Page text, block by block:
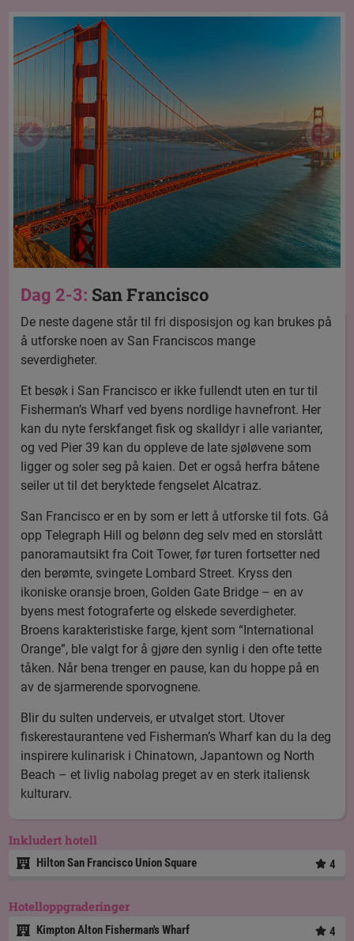
Dag 2-3: San Francisco
De neste dagene står til fri disposisjon og kan brukes på
å utforske noen av San Franciscos mange
severdigheter.
Et besøk i San Francisco er ikke fullendt uten en tur til
Fisherman’s Wharf ved byens nordlige havnefront. Her
kan du nyte ferskfanget fisk og skalldyr i alle varianter,
og ved Pier 39 kan du oppleve de late sjøløvene som
ligger og soler seg på kaien. Det er også herfra båtene
seiler ut til det beryktede fengselet Alcatraz.
San Francisco er en by som er lett å utforske til fots. Gå
opp Telegraph Hill og belønn deg selv med en storslått
panoramautsikt fra Coit Tower, før turen fortsetter ned
den berømte, svingete Lombard Street. Kryss den
ikoniske oransje broen, Golden Gate Bridge – en av
byens mest fotograferte og elskede severdigheter.
Broens karakteristiske farge, kjent som “International
Orange”, ble valgt for å gjøre den synlig i den ofte tette
tåken. Når bena trenger en pause, kan du hoppe på en
av de sjarmerende sporvognene.
Blir du sulten underveis, er utvalget stort. Utover
fiskerestaurantene ved Fisherman’s Wharf kan du la deg
inspirere kulinarisk i Chinatown, Japantown og North
Beach – et livlig nabolag preget av en sterk italiensk
kulturarv.
Inkludert hotell
Hilton San Francisco Union Square 4
Hotelloppgraderinger
Kimpton Alton Fisherman's Wharf 4